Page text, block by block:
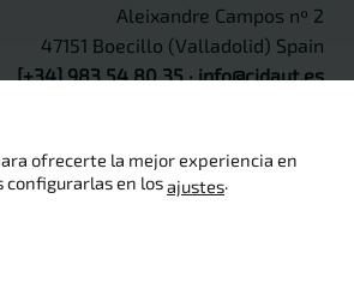
Aleixandre Campos nº 2
47151 Boecillo (Valladolid) Spain
[+34] 983 54 80 35·info@cidaut.es
2026 © CIDAUT
ofrecerte la mejor experiencia en
configurarlas en losajustes.